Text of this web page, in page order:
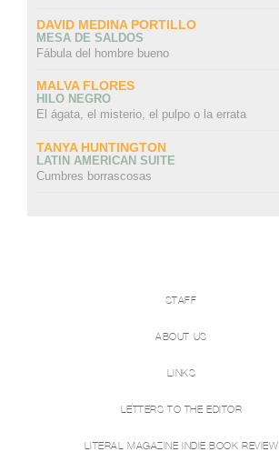
DAVID MEDINA PORTILLO
MESA DE SALDOS
Fábula del hombre bueno
MALVA FLORES
HILO NEGRO
El ágata, el misterio, el pulpo o la errata
TANYA HUNTINGTON
LATIN AMERICAN SUITE
Cumbres borrascosas
STAFF
ABOUT US
LINKS
LETTERS TO THE EDITOR
LITERAL MAGAZINE INDIE BOOK REVIEW